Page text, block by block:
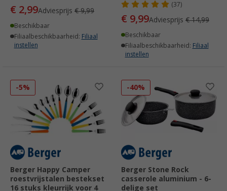
€ 2,99Adviesprijs € 9,99
Beschikbaar
Filiaalbeschikbaarheid: Filiaal
instellen
(37)
€ 9,99Adviesprijs € 14,99
Beschikbaar
Filiaalbeschikbaarheid: Filiaal
instellen
-5%
Berger Happy Camper
roestvrijstalen bestekset
16 stuks kleurrijk voor 4
-40%
Berger Stone Rock
casserole aluminium - 6-
delige set